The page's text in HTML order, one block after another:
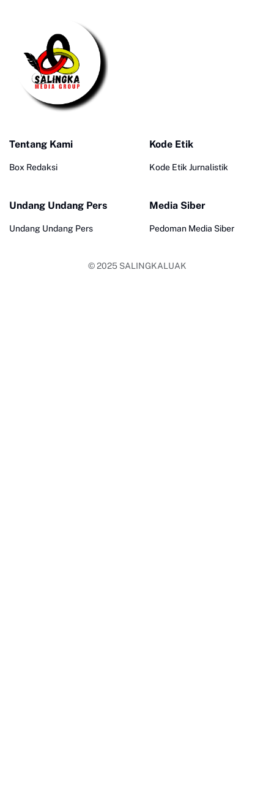
Tentang Kami
Box Redaksi
Kode Etik
Kode Etik Jurnalistik
Undang Undang Pers
Undang Undang Pers
Media Siber
Pedoman Media Siber
© 2025 SALINGKALUAK